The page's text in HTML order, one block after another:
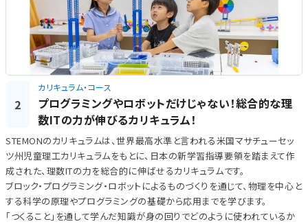
2
カリキュラム・コース
プログラミングやロボットだけじゃない！総合的な理
数ITの力が伸びるカリキュラム！
STEMONのカリキュラムは、世界最高水準と言われる米国マサチューセッ
ツ州児童理工カリキュラムをもとに、日本の新学習指導要領を踏まえて作
成された、理数ITの力を総合的に伸ばせるカリキュラムです。
ブロック・プログラミング・ロボットによるものづくりを通じて、物理を中心と
する科学の原理やプログラミングの基礎から応用までを学びます。
「つくること」を通して学んだ知識が身の回りでどのように使われているか